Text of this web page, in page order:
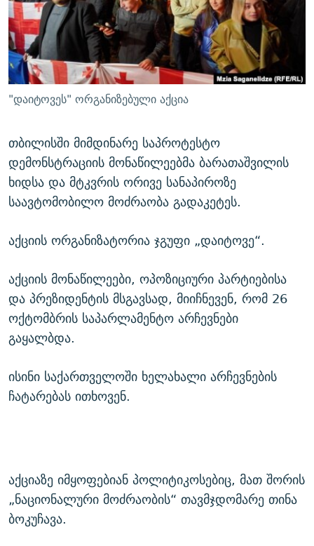
ᲛᲝᲚᲐᲞᲐᲠᲐᲙᲔ ᲢᲔᲥᲡᲢᲔᲑᲘ
ᲨᲘᲜ - ᲣᲪᲮᲝᲔᲗᲨᲘ
ᲚᲘᲢᲔᲠᲐᲢᲣᲠᲣᲚᲘ ᲬᲐᲮᲜᲐᲒᲔᲑᲘ
ᲐᲛᲔᲠᲘᲙᲣᲚᲘ ᲛᲝᲗᲮᲠᲝᲑᲐ
ᲩᲔᲛᲘ ᲡᲘᲙᲕᲓᲘᲚᲘᲡ ᲛᲘᲖᲔᲖᲘᲐ COVID-19
11 ᲬᲔᲚᲘ - 11 ᲐᲛᲑᲐᲕᲘ
ᲡᲐᲞᲐᲠᲚᲐᲛᲔᲜᲢᲝ ᲐᲠᲩᲔᲕᲜᲔᲑᲘᲡ ᲘᲡᲢᲝᲠᲘᲐ
ᲑᲐᲕᲨᲕᲔᲑᲘ ᲞᲠᲝᲡᲢᲘᲢᲣᲪᲘᲐᲨᲘ - ᲐᲛᲝᲣᲗᲥᲛᲔᲚᲘ ᲐᲛᲑᲐᲕᲘ
ᲐᲒᲕᲘᲡᲢᲝᲡ ᲝᲛᲘ
ПРИВЕТ ᲙᲣᲚᲢᲣᲠᲐ
ᲒᲐᲛᲝᲘᲬᲔᲠᲔ
რთე/რთ-ის ყველა საიტი
"დაიტოვეს" ორგანიზებული აქცია
თბილისში მიმდინარე საპროტესტო
დემონსტრაციის მონაწილეებმა ბარათაშვილის
ხიდსა და მტკვრის ორივე სანაპიროზე
საავტომობილო მოძრაობა გადაკეტეს.
აქციის ორგანიზატორია ჯგუფი „დაიტოვე“.
აქციის მონაწილეები, ოპოზიციური პარტიებისა
და პრეზიდენტის მსგავსად, მიიჩნევენ, რომ 26
ოქტომბრის საპარლამენტო არჩევნები
გაყალბდა.
ისინი საქართველოში ხელახალი არჩევნების
ჩატარებას ითხოვენ.
აქციაზე იმყოფებიან პოლიტიკოსებიც, მათ შორის
„ნაციონალური მოძრაობის“ თავმჯდომარე თინა
ბოკუჩავა.